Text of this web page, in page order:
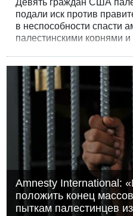
Девять граждан США
подали иск против
в неспособности спасти
палестинскими корнями
Amnesty International:
положить конец
пыткам палестинцев